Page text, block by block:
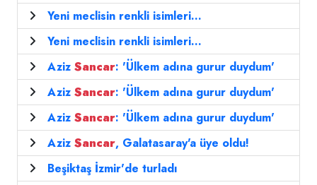
Yeni meclisin renkli isimleri...
Yeni meclisin renkli isimleri...
Aziz Sancar: 'Ülkem adına gurur duydum'
Aziz Sancar: 'Ülkem adına gurur duydum'
Aziz Sancar: 'Ülkem adına gurur duydum'
Aziz Sancar, Galatasaray'a üye oldu!
Beşiktaş İzmir'de turladı